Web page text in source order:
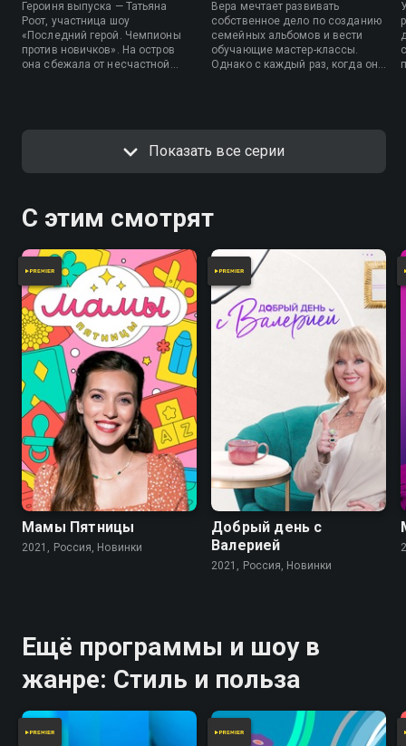
Героиня выпуска — Татьяна
Роот, участница шоу
«Последний герой. Чемпионы
против новичков». На остров
она сбежала от несчастной
пригласила Татьяну в «Новый
день», чтобы вместе с
Вера мечтает развивать
собственное дело по созданию
семейных альбомов и вести
обучающие мастер-классы.
Однако с каждый раз, когда она
«Новый день» помогут Вере
Показать все серии
С этим смотрят
Мамы Пятницы
2021, Россия, Новинки
Добрый день с
Валерией
2021, Россия, Новинки
Ещё программы и шоу в
жанре: Стиль и польза